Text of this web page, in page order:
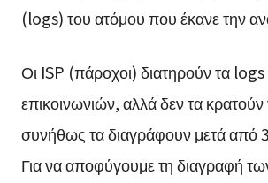
(logs) του ατόμου που έκανε την
Οι ISP (πάροχοι) διατηρούν τα
επικοινωνιών, αλλά δεν τα κρατούν
συνήθως τα διαγράφουν μετά από
Για να αποφύγουμε τη διαγραφή